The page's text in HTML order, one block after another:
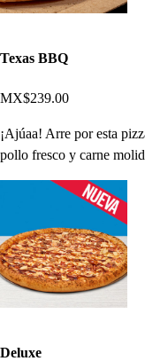
Texas BBQ
MX$239.00
¡Ajúaa! Arre por esta
pollo fresco y carne
Deluxe